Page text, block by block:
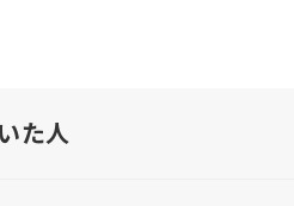
た人